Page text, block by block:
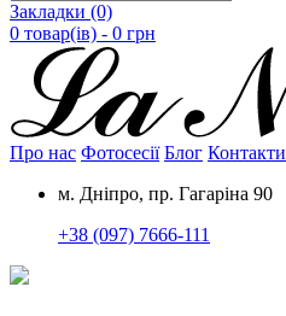
Закладки (0)
0 товар(ів) - 0 грн
Про нас Фотосесії Блог Контакти
м. Дніпро, пр. Гагаріна 90
+38 (097) 7666-111